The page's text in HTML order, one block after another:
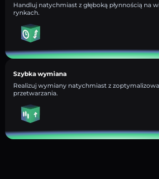
Handluj natychmiast z głęboką płynnością na
rynkach.
Szybka wymiana
Realizuj wymiany natychmiast z
przetwarzania.